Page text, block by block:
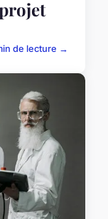
de lecture →